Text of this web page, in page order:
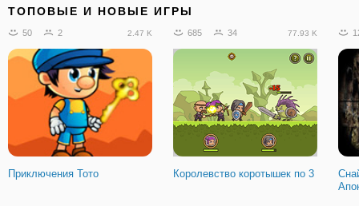
Батальон Смерти:
Последняя Миссия
Пиццерия Маши и Медведя
ТОПОВЫЕ И НОВЫЕ ИГРЫ
50 2 2.47 K
Приключения Тото
685 34 77.93 K
Королевство коротышек по 3